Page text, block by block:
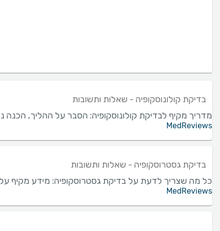
בדיקת קולונוסקופיה - שאלות ותשובות
מדריך מקיף לבדיקת קולונוסקופיה: הסבר על ההליך, הכנה
MedReviews
בדיקת גסטרוסקופיה - שאלות ותשובות
כל מה שצריך לדעת על בדיקת גסטרוסקופיה: מידע מקיף
MedReviews